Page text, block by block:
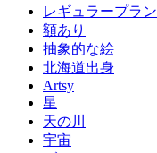
レギュラープラン
額あり
抽象的な絵
北海道出身
Artsy
星
天の川
宇宙